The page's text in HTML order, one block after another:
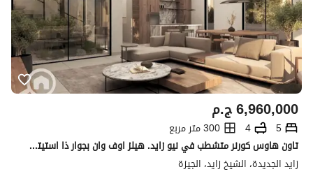
ج.م6,960,000
5
4
300 متر مربع
تاون هاوس كورنر متشطب في نيو زايد. هيلز اوف وان بجوار ذا استيتس و بيفرلي هيلز الشيخ زايد
زايد الجديدة، الشيخ زايد، الجيزة